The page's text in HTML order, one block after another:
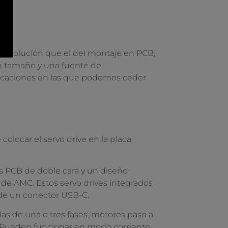
solución que el del montaje en PCB,
tamaño y una fuente de
en las que podemos ceder
el servo drive en la placa
de doble cara y un diseño
AMC. Estos servo drives integrados
un conector USB-C.
de una o tres fases, motores paso a